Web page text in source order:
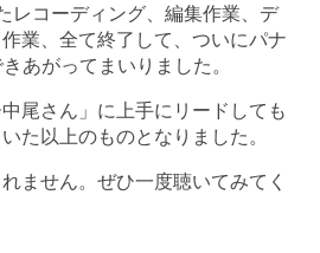
レコーディング、編集作業、デ
業、全て終了して、ついにパナ
あがってまいりました。
尾さん」に上手にリードしても
た以上のものとなりました。
ません。ぜひ一度聴いてみてく